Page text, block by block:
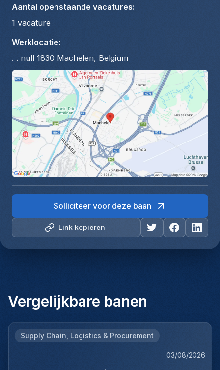
Aantal openstaande vacatures:
1 vacature
Werklocatie:
. . null 1830 Machelen, Belgium
Link kopiëren
Solliciteer voor deze baan
Vergelijkbare banen
Supply Chain, Logistics & Procurement
03/08/2026